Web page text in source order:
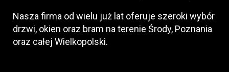
Nasza firma od wielu już lat oferuje szeroki wybór
drzwi, okien oraz bram na terenie Środy, Poznania
oraz całej Wielkopolski.